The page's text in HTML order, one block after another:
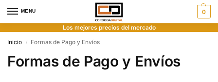
MENU 0
Los mejores precios del mercado
Inicio
/ Formas de Pago y Envíos
Formas de Pago y Envíos